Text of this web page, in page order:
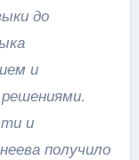
до
и
и
получило